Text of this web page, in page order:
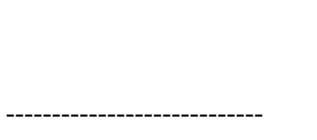
----------------------------